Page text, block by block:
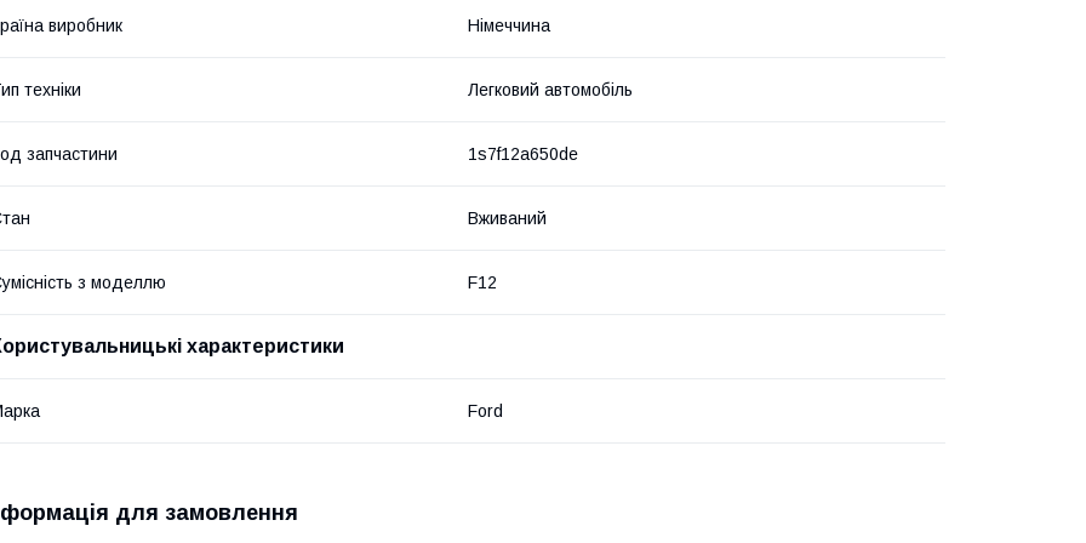
виробник Німеччина
техніки Легковий автомобіль
запчастини 1s7f12a650de
Вживаний
з моделлю F12
характеристики
Ford
для замовлення